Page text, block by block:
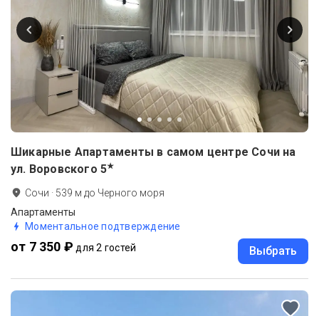
Шикарные Апартаменты в самом центре Сочи на
ул. Воровского 5★
Сочи · 539 м до Черного моря
Апартаменты
Моментальное подтверждение
от 7 350 ₽ для 2 гостей Выбрать